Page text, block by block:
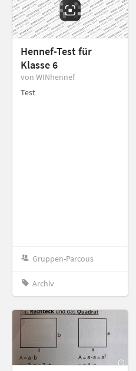
Hennef-Test für
Klasse 6
von WINhennef
Test
Gruppen-Parcous
Archiv